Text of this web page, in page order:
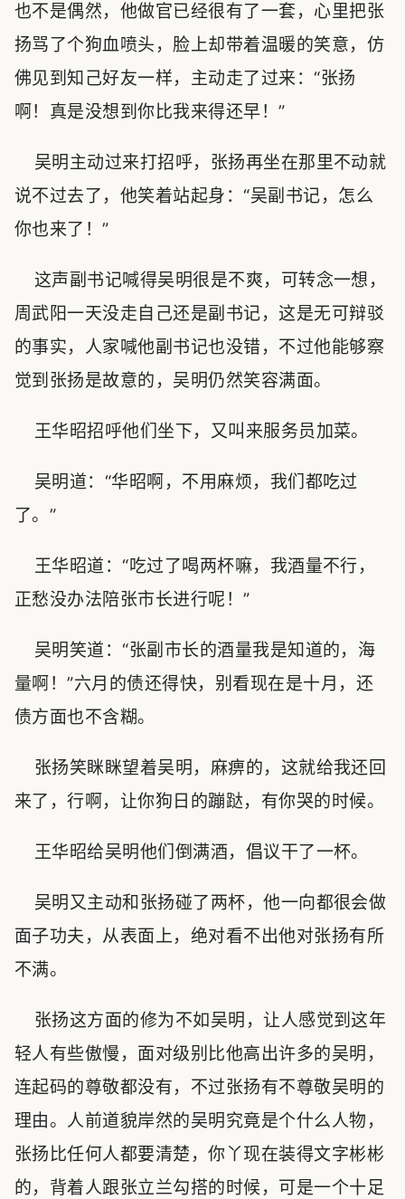
也不是偶然，他做官已经很有了一套，心里把张
扬骂了个狗血喷头，脸上却带着温暖的笑意，仿
佛见到知己好友一样，主动走了过来：“张扬
啊！真是没想到你比我来得还早！”
吴明主动过来打招呼，张扬再坐在那里不动就
说不过去了，他笑着站起身：“吴副书记，怎么
你也来了！”
这声副书记喊得吴明很是不爽，可转念一想，
周武阳一天没走自己还是副书记，这是无可辩驳
的事实，人家喊他副书记也没错，不过他能够察
觉到张扬是故意的，吴明仍然笑容满面。
王华昭招呼他们坐下，又叫来服务员加菜。
吴明道：“华昭啊，不用麻烦，我们都吃过
了。”
王华昭道：“吃过了喝两杯嘛，我酒量不行，
正愁没办法陪张市长进行呢！”
吴明笑道：“张副市长的酒量我是知道的，海
量啊！”六月的债还得快，别看现在是十月，还
债方面也不含糊。
张扬笑眯眯望着吴明，麻痹的，这就给我还回
来了，行啊，让你狗日的蹦跶，有你哭的时候。
王华昭给吴明他们倒满酒，倡议干了一杯。
吴明又主动和张扬碰了两杯，他一向都很会做
面子功夫，从表面上，绝对看不出他对张扬有所
不满。
张扬这方面的修为不如吴明，让人感觉到这年
轻人有些傲慢，面对级别比他高出许多的吴明，
连起码的尊敬都没有，不过张扬有不尊敬吴明的
理由。人前道貌岸然的吴明究竟是个什么人物，
张扬比任何人都要清楚，你丫现在装得文字彬彬
的，背着人跟张立兰勾搭的时候，可是一个十足